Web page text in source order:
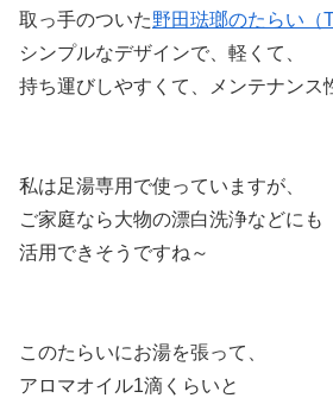
取っ手のついた野田琺瑯のたらい（
シンプルなデザインで、軽くて、
持ち運びしやすくて、メンテナンス
私は足湯専用で使っていますが、
ご家庭なら大物の漂白洗浄などにも
活用できそうですね～
このたらいにお湯を張って、
アロマオイル1滴くらいと